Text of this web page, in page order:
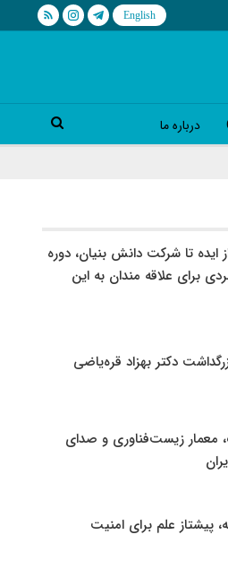
درباره ما
ایده تا شرکت دانش بنیان، دوره
برای علاقه مندان به این
دکتر بهزاد قره‌یاضی
معمار زیست‌فناوری و صدای
پیشتاز علم برای امنیت